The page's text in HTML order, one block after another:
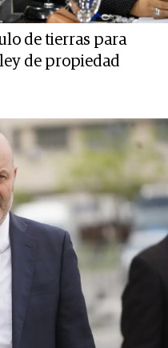
de tierras para
de propiedad